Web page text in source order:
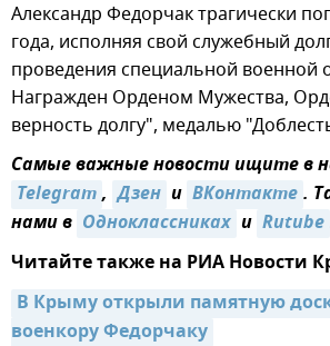
Александр Федорчак трагически
года, исполняя свой служебный
проведения специальной военной
Награжден Орденом Мужества,
верность долгу", медалью
Самые важные новости ищите в
Telegram, Дзен и ВКонтакте.
нами в Одноклассниках и Rutube
Читайте также на РИА Новости
В Крыму открыли памятную
военкору Федорчаку